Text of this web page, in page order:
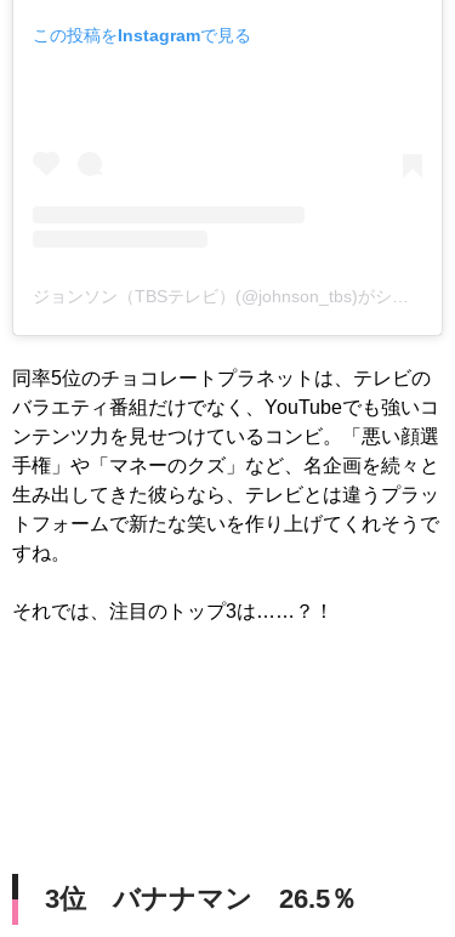
この投稿をInstagramで見る
同率5位のチョコレートプラネットは、テレビの
バラエティ番組だけでなく、YouTubeでも強いコ
ンテンツ力を見せつけているコンビ。「悪い顔選
手権」や「マネーのクズ」など、名企画を続々と
生み出してきた彼らなら、テレビとは違うプラッ
トフォームで新たな笑いを作り上げてくれそうで
すね。
それでは、注目のトップ3は……？！
3位 バナナマン 26.5％